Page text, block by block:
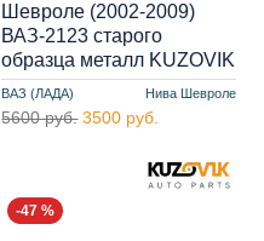
ВАЗ (ЛАДА) Нива Шевроле
Шевроле (2002-2009)
ВАЗ-2123 старого
образца металл KUZOVIK
5600 руб. 3500 руб.
-47 %